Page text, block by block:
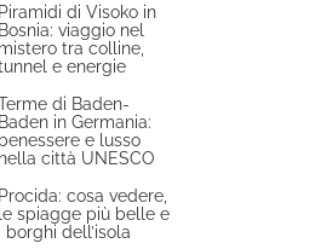
Piramidi di Visoko in
Bosnia: viaggio nel
mistero tra colline,
e energie
di Baden-
Baden in Germania:
benessere e lusso
nella città UNESCO
Procida: cosa vedere,
le spiagge più belle e
i borghi dell’isola